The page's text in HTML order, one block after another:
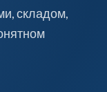
складом,